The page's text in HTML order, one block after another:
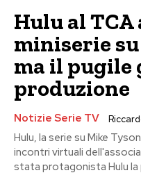
Hulu al
miniserie
ma il pugile
produzione
Notizie Serie TV
Hulu, la serie su Mike
incontri virtuali
stata protagonista Hulu